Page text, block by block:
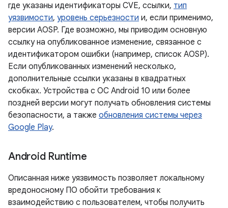
где указаны идентификаторы CVE, ссылки, тип
уязвимости, уровень серьезности и, если применимо,
версии AOSP. Где возможно, мы приводим основную
ссылку на опубликованное изменение, связанное с
идентификатором ошибки (например, список AOSP).
Если опубликованных изменений несколько,
дополнительные ссылки указаны в квадратных
скобках. Устройства с ОС Android 10 или более
поздней версии могут получать обновления системы
безопасности, а также обновления системы через
Google Play.
Android Runtime
Описанная ниже уязвимость позволяет локальному
вредоносному ПО обойти требования к
взаимодействию с пользователем, чтобы получить